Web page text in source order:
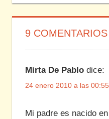
entradas
9 COMENTARIOS
Mirta De Pablo dice:
24 enero 2010 a las 00:55
Mi padre es nacido